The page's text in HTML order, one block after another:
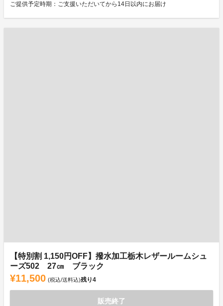
ご提供予定時期：ご支援いただいてから14日以内にお届け
【特別割 1,150円OFF】撥水加工栃木レザールームシュ
ーズ502 27㎝ ブラック
¥11,500 (税込/送料込)残り4
販売終了